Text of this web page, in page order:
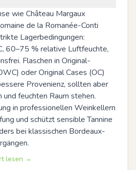
wie Château Margaux
de la Romanée-Conti
Lagerbedingungen:
60–75 % relative Luftfeuchte,
Flaschen in Original-
oder Original Cases (OC)
Provenienz, sollten aber
feuchten Raum stehen.
in professionellen Weinkellern
und schützt sensible Tannine
bei klassischen Bordeaux-
lesen →